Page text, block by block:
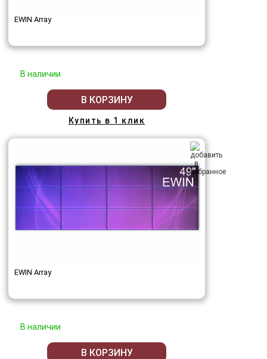
EWIN Array
В наличии
В КОРЗИНУ
Купить в 1 клик
EWIN Array
В наличии
В КОРЗИНУ